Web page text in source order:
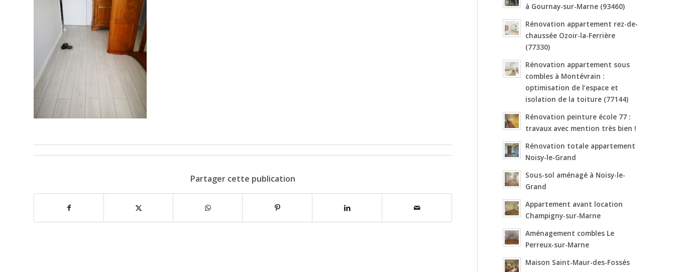
Partager cette publication
à Gournay-sur-Marne (93460)
Rénovation appartement rez-de-
chaussée Ozoir-la-Ferrière
(77330)
Rénovation appartement sous
combles à Montévrain :
optimisation de l’espace et
isolation de la toiture (77144)
Rénovation peinture école 77 :
travaux avec mention très bien !
Rénovation totale appartement
Noisy-le-Grand
Sous-sol aménagé à Noisy-le-
Grand
Appartement avant location
Champigny-sur-Marne
Aménagement combles Le
Perreux-sur-Marne
Maison Saint-Maur-des-Fossés